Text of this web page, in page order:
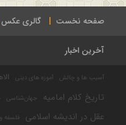
صفحه نخست گالری عکس
آخرین اخبار
آسیب ها و چالش آموزه های دینی
تاریخ کلام امامیه جهان‌شناسی
عقل در اندیشه اسلامی فلسفه